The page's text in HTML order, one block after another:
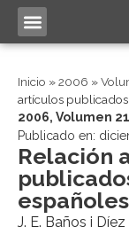
Inicio »2006 »
artículos
2006, Volumen
Publicado en:
Relación
españoles
J. E. Baños i